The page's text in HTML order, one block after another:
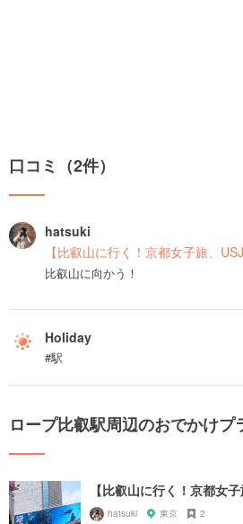
口コミ（2件）
hatsuki
【比叡山に行く！京都女子旅、
比叡山に向かう！
Holiday
#駅
ロープ比叡駅周辺のおでかけプ
【比叡山に行く！京都女
hatsuki 東京 2